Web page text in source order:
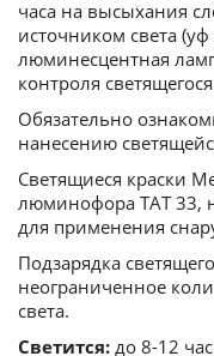
часа на высыхания
источником света
люминесцентная
контроля
Обязательно
нанесению
Светящиеся краски
люминофора ТАТ 33,
для применения
Подзарядка
неограниченное
света.
Светится: до 8-12